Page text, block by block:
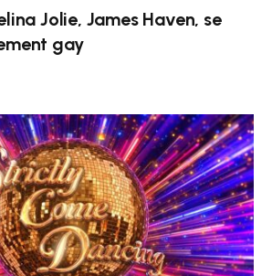
Jolie, James Haven, se
gay